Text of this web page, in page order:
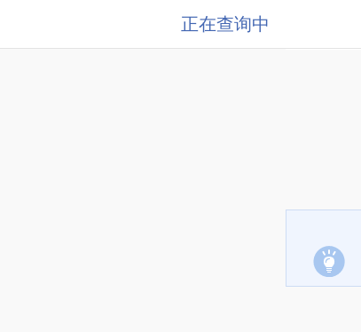
正在查询中